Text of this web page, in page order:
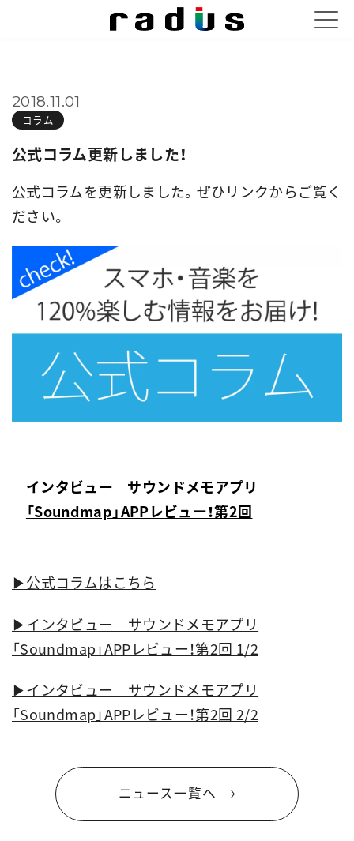
コラム
2018.11.01
公式コラム更新しました！
公式コラムを更新しました。ぜひリンクからご覧く
ださい。
インタビュー サウンドメモアプリ
「Soundmap」APPレビュー！第2回
▶︎公式コラムはこちら
▶︎インタビュー サウンドメモアプリ
「Soundmap」APPレビュー！第2回 1/2
▶︎インタビュー サウンドメモアプリ
「Soundmap」APPレビュー！第2回 2/2
ニュース一覧へ